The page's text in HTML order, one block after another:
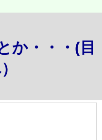
か・・・(目